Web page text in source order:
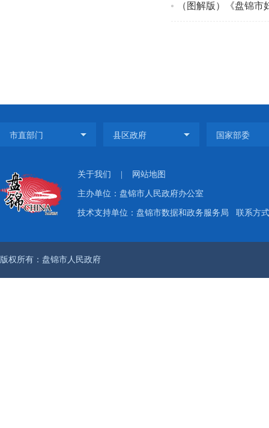
（图解版）《盘锦
关于我们 网站地图
主办单位：盘锦市人民政府办公室
技术支持单位：盘锦市数据和政务服务局 联系方
版权所有：盘锦市人民政府